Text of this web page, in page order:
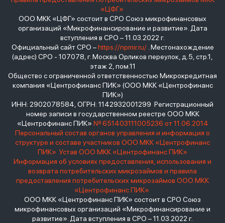
«ЦФГ»
ООО МКК «ЦФГ» состоит в СРО Союз микрофинансовых
организаций «Микрофинансирование и развитие». Дата
вступления в СРО – 11.03.2022 г.
Официальный сайт СРО –https://npmir.ru/. Местонахождение
(адрес) СРО - 107078, г. Москва Орликов переулок, д.5, стр.1,
этаж 2, пом.11
Общество с ограниченной ответственностью Микрокредитная
компания «Центрофинанс ПИК» (ООО МКК «Центрофинанс
ПИК»)
ИНН: 2902078584, ОГРН: 1142932001299 Регистрационный
номер записи в государственном реестре ООО МКК
«Центрофинанс ПИК» № 651403111005236 от 11.06.2014
Персональный состав органов управления и информация о
структуре и составе участников ООО МКК «Центрофинанс
ПИК» Устав ООО МКК «Центрофинанс ПИК»
Информация об условиях предоставления, использования и
возврата потребительских микрозаймов и правила
предоставления потребительских микрозаймов ООО МКК
«Центрофинанс ПИК»
ООО МКК «Центрофинанс ПИК» состоит в СРО Союз
микрофинансовых организаций «Микрофинансирование и
развитие». Дата вступления в СРО – 11.03.2022 г.